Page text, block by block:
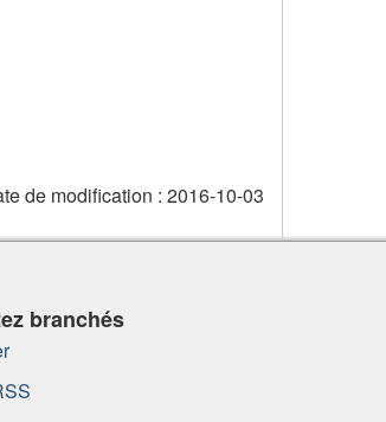
de modification : 2016-10-03
branchés